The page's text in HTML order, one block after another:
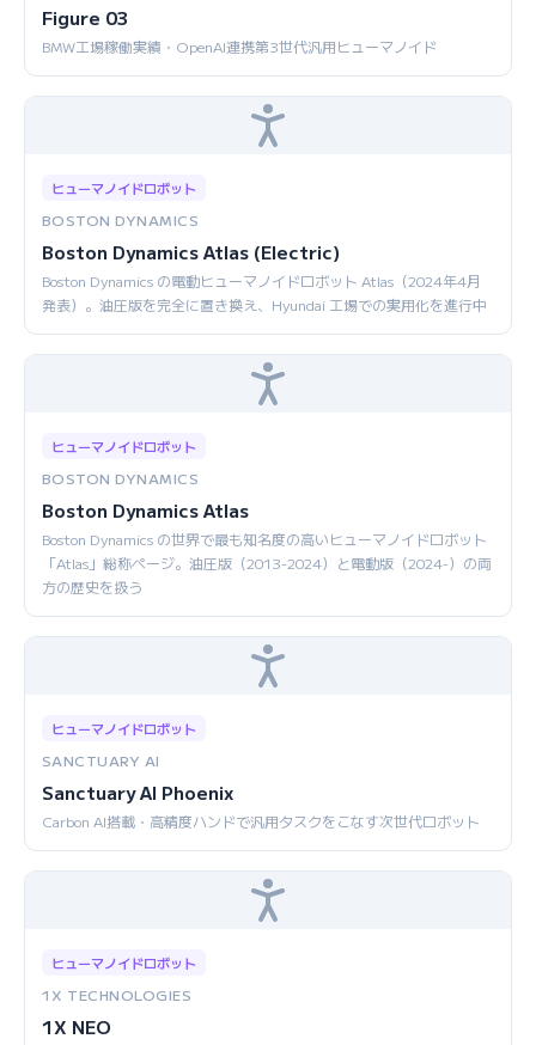
Figure 03
BMW工場稼働実績・OpenAI連携第3世代汎用ヒューマノイド
ヒューマノイドロボット
BOSTON DYNAMICS
Boston Dynamics Atlas (Electric)
Boston Dynamics の電動ヒューマノイドロボット Atlas（2024年4月
発表）。油圧版を完全に置き換え、Hyundai 工場での実用化を進行中
ヒューマノイドロボット
BOSTON DYNAMICS
Boston Dynamics Atlas
Boston Dynamics の世界で最も知名度の高いヒューマノイドロボット
「Atlas」総称ページ。油圧版（2013-2024）と電動版（2024-）の両
方の歴史を扱う
ヒューマノイドロボット
SANCTUARY AI
Sanctuary AI Phoenix
Carbon AI搭載・高精度ハンドで汎用タスクをこなす次世代ロボット
ヒューマノイドロボット
1X TECHNOLOGIES
1X NEO